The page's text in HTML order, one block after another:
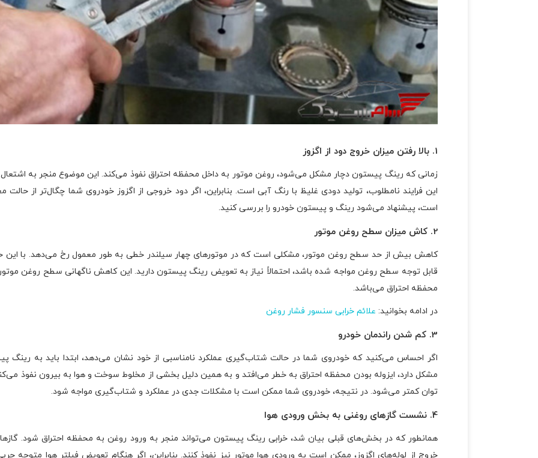
1. بالا رفتن میزان خروج دود از اگزوز
زمانی که رینگ پیستون دچار مشکل می‌شود، روغن موتور به داخل محفظه احتراق نفوذ می‌کند. این موضوع منجر به
این فرایند نامطلوب، تولید دودی غلیظ با رنگ آبی است. بنابراین، اگر دود خروجی از اگزوز خودروی شما چگال‌تر از
است، پیشنهاد می‌شود رینگ و پیستون خودرو را بررسی کنید.
2. کاش میزان سطح روغن موتور
کاهش بیش از حد سطح روغن موتور، مشکلی است که در موتورهای چهار سیلندر خطی به طور معمول رخ می‌دهد. با این
قابل توجه سطح روغن مواجه شده باشد، احتمالاً نیاز به تعویض رینگ پیستون دارید. این کاهش ناگهانی سطح روغن
محفظه احتراق می‌باشد.
در ادامه بخوانید: علائم خرابی سنسور فشار روغن
3. کم شدن راندمان خودرو
اگر احساس می‌کنید که خودروی شما در حالت شتاب‌گیری عملکرد نامناسبی از خود نشان می‌دهد، ابتدا باید به
مشکل دارد، ایزوله بودن محفظه احتراق به خطر می‌افتد و به همین دلیل بخشی از مخلوط سوخت و هوا به بیرون نفوذ
توان کمتر می‌شود. در نتیجه، خودروی شما ممکن است با مشکلات جدی در عملکرد و شتاب‌گیری مواجه شود.
4. نشست گازهای روغنی به بخش ورودی هوا
همانطور که در بخش‌های قبلی بیان شد، خرابی رینگ پیستون می‌تواند منجر به ورود روغن به محفظه احتراق شود.
خروج از لوله‌های اگزوز، ممکن است به ورودی هوا موتور نیز نفوذ کنند. بنابراین، اگر هنگام تعویض فیلتر هوا متوجه